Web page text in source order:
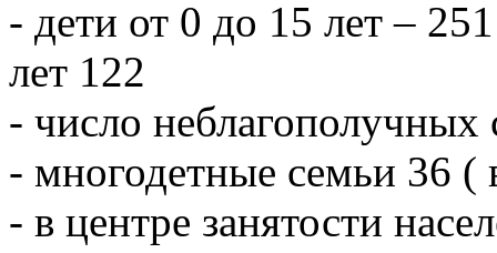
- дети от 0 до 15 лет –
лет 122
- число
- многодетные семьи 36 (
- в центре занятости